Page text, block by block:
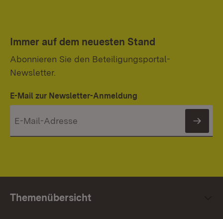
Immer auf dem neuesten Stand
Abonnieren Sie den Beteiligungsportal-
Newsletter.
E-Mail zur Newsletter-Anmeldung
Themenübersicht